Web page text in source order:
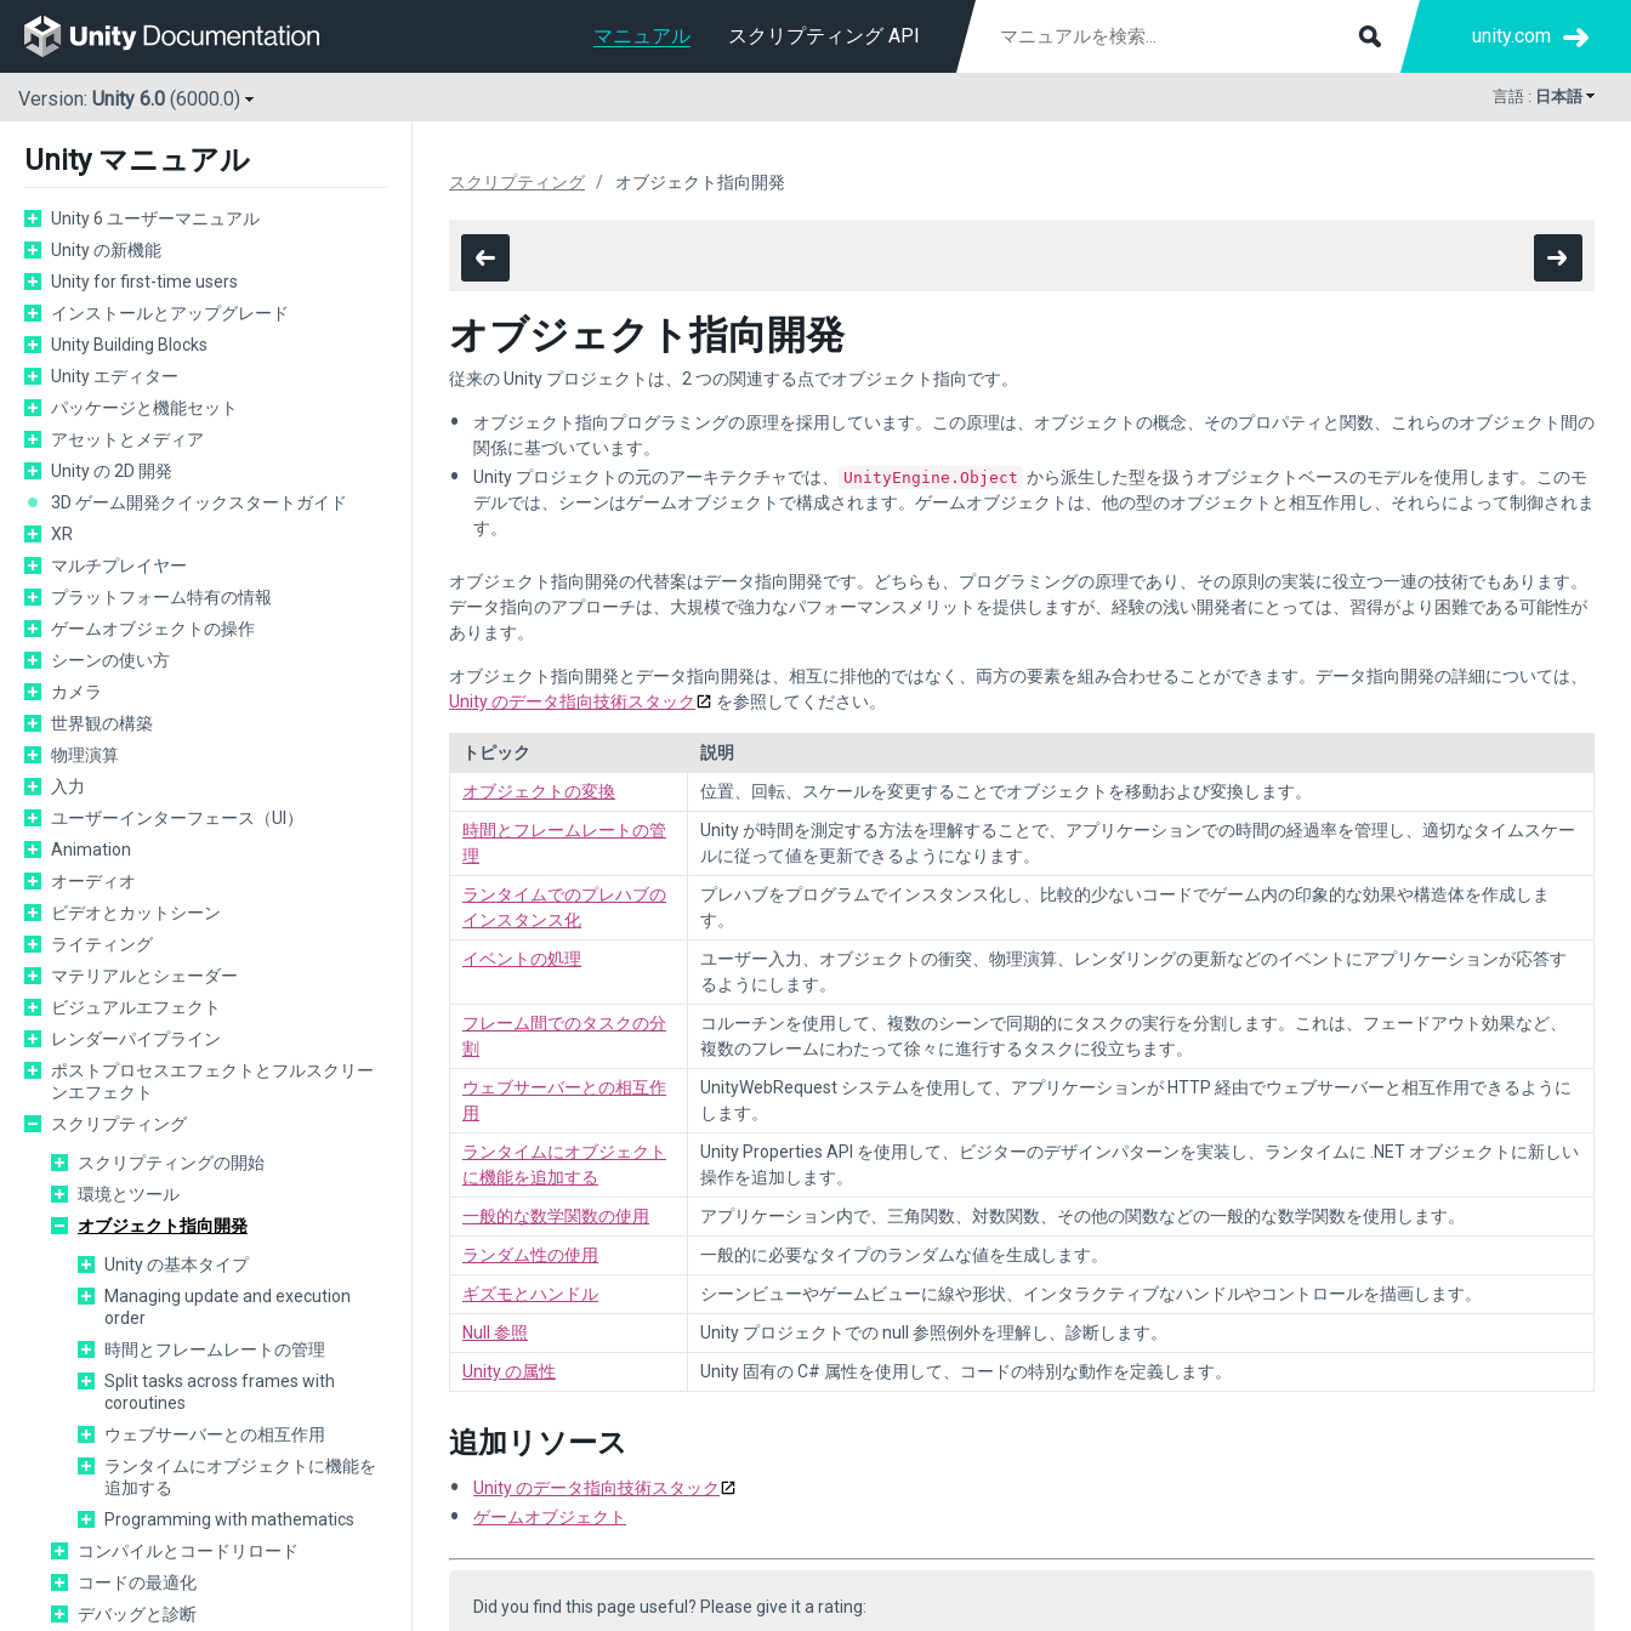
マニュアル スクリプティング API unity.com
Version: Unity 6.0 (6000.0) 言語 : 日本語
Unity マニュアル
Unity 6 ユーザーマニュアル
Unity の新機能
Unity for first-time users
インストールとアップグレード
Unity Building Blocks
Unity エディター
パッケージと機能セット
アセットとメディア
Unity の 2D 開発
3D ゲーム開発クイックスタートガイド
XR
マルチプレイヤー
プラットフォーム特有の情報
ゲームオブジェクトの操作
シーンの使い方
カメラ
世界観の構築
物理演算
入力
ユーザーインターフェース（UI）
Animation
オーディオ
ビデオとカットシーン
ライティング
マテリアルとシェーダー
ビジュアルエフェクト
レンダーパイプライン
ポストプロセスエフェクトとフルスクリー
ンエフェクト
スクリプティング
スクリプティングの開始
環境とツール
オブジェクト指向開発
Unity の基本タイプ
Managing update and execution
order
時間とフレームレートの管理
Split tasks across frames with
coroutines
ウェブサーバーとの相互作用
ランタイムにオブジェクトに機能を
追加する
Programming with mathematics
コンパイルとコードリロード
コードの最適化
デバッグと診断
スクリプティング オブジェクト指向開発
オブジェクト指向開発
従来の Unity プロジェクトは、2 つの関連する点でオブジェクト指向です。
オブジェクト指向プログラミングの原理を採用しています。この原理は、オブジェクトの概念、そのプロパティと関数、これらのオブジェクト間の
関係に基づいています。
Unity プロジェクトの元のアーキテクチャでは、
UnityEngine.Object から派生した型を扱うオブジェクトベースのモデルを使用します。このモ
デルでは、シーンはゲームオブジェクトで構成されます。ゲームオブジェクトは、他の型のオブジェクトと相互作用し、それらによって制御されま
す。
オブジェクト指向開発の代替案はデータ指向開発です。どちらも、プログラミングの原理であり、その原則の実装に役立つ一連の技術でもあります。
データ指向のアプローチは、大規模で強力なパフォーマンスメリットを提供しますが、経験の浅い開発者にとっては、習得がより困難である可能性が
あります。
オブジェクト指向開発とデータ指向開発は、相互に排他的ではなく、両方の要素を組み合わせることができます。データ指向開発の詳細については、
Unity のデータ指向技術スタック
を参照してください。
トピック
説明
オブジェクトの変換
位置、回転、スケールを変更することでオブジェクトを移動および変換します。
時間とフレームレートの管
理
Unity が時間を測定する方法を理解することで、アプリケーションでの時間の経過率を管理し、適切なタイムスケー
ルに従って値を更新できるようになります。
ランタイムでのプレハブの
インスタンス化
プレハブをプログラムでインスタンス化し、比較的少ないコードでゲーム内の印象的な効果や構造体を作成しま
す。
イベントの処理
ユーザー入力、オブジェクトの衝突、物理演算、レンダリングの更新などのイベントにアプリケーションが応答す
るようにします。
フレーム間でのタスクの分
割
コルーチンを使用して、複数のシーンで同期的にタスクの実行を分割します。これは、フェードアウト効果など、
複数のフレームにわたって徐々に進行するタスクに役立ちます。
ウェブサーバーとの相互作
用
UnityWebRequest システムを使用して、アプリケーションが HTTP 経由でウェブサーバーと相互作用できるように
します。
ランタイムにオブジェクト
に機能を追加する
Unity Properties API を使用して、ビジターのデザインパターンを実装し、ランタイムに .NET オブジェクトに新しい
操作を追加します。
一般的な数学関数の使用
アプリケーション内で、三角関数、対数関数、その他の関数などの一般的な数学関数を使用します。
ランダム性の使用
一般的に必要なタイプのランダムな値を生成します。
ギズモとハンドル
シーンビューやゲームビューに線や形状、インタラクティブなハンドルやコントロールを描画します。
Null 参照
Unity プロジェクトでの null 参照例外を理解し、診断します。
Unity の属性
Unity 固有の C# 属性を使用して、コードの特別な動作を定義します。
追加リソース
Unity のデータ指向技術スタック
ゲームオブジェクト
Did you find this page useful? Please give it a rating: